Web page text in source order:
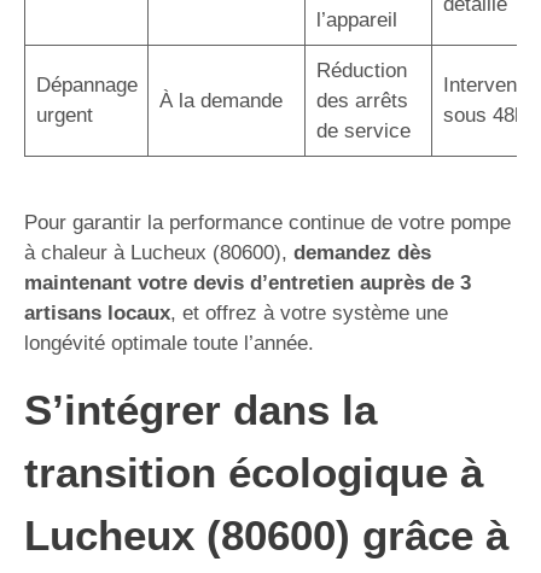
l’appareil
Dépannage
urgent
À la demande
Réduction
des arrêts
de service
sous 48h
Pour garantir la performance continue de votre pompe
à chaleur à Lucheux (80600), demandez dès
maintenant votre devis d’entretien auprès de 3
artisans locaux, et offrez à votre système une
longévité optimale toute l’année.
S’intégrer dans la
transition écologique à
Lucheux (80600) grâce à